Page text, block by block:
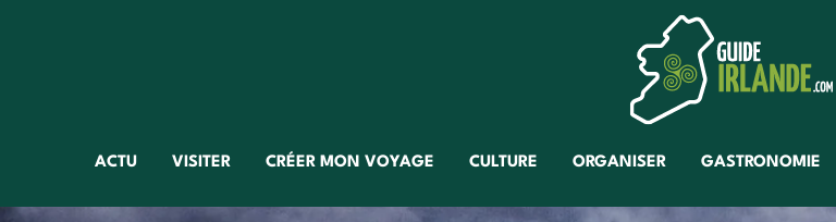
ACTU VISITER CRÉER MON VOYAGE CULTURE ORGANISER GASTRONOMIE